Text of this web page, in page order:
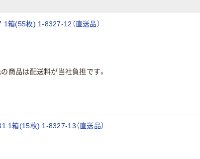
箱(55枚) 1-8327-12（直送品）
商品は配送料が当社負担です。
1箱(15枚) 1-8327-13（直送品）